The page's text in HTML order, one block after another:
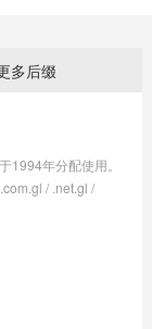
多后缀
1994年分配使用。
/ .net.gl /